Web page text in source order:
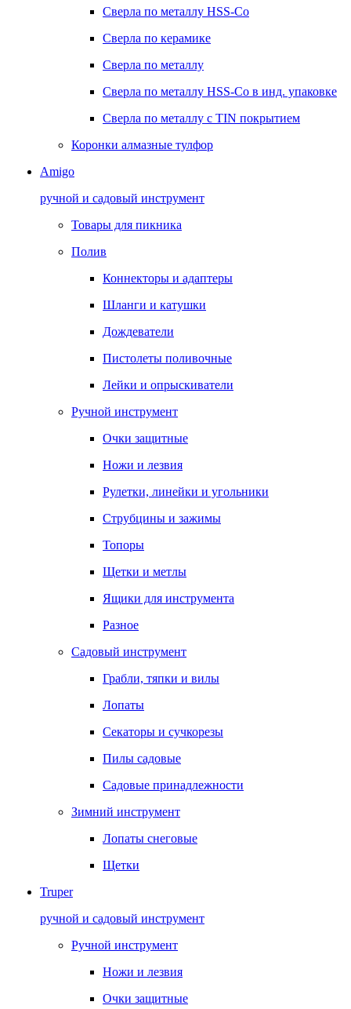
Сверла по металлу HSS-Co
Сверла по керамике
Сверла по металлу
Сверла по металлу HSS-Co в инд. упаковке
Сверла по металлу с TIN покрытием
Коронки алмазные тулфор
Amigo
ручной и садовый инструмент
Товары для пикника
Полив
Коннекторы и адаптеры
Шланги и катушки
Дождеватели
Пистолеты поливочные
Лейки и опрыскиватели
Ручной инструмент
Очки защитные
Ножи и лезвия
Рулетки, линейки и угольники
Струбцины и зажимы
Топоры
Щетки и метлы
Ящики для инструмента
Разное
Садовый инструмент
Грабли, тяпки и вилы
Лопаты
Секаторы и сучкорезы
Пилы садовые
Садовые принадлежности
Зимний инструмент
Лопаты снеговые
Щетки
Truper
ручной и садовый инструмент
Ручной инструмент
Ножи и лезвия
Очки защитные